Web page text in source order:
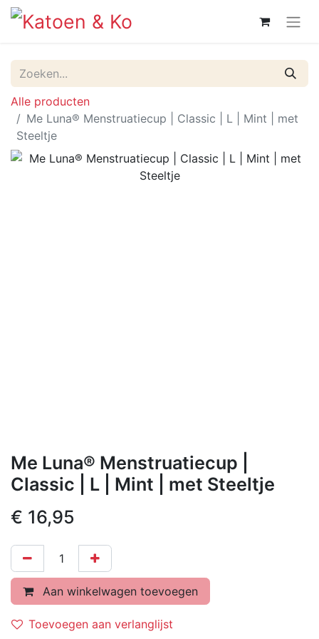
Alle producten
Me Luna® Menstruatiecup | Classic | L | Mint | met
Steeltje
Me Luna® Menstruatiecup |
Classic | L | Mint | met Steeltje
€ 16,95
Aan winkelwagen toevoegen
Toevoegen aan verlanglijst